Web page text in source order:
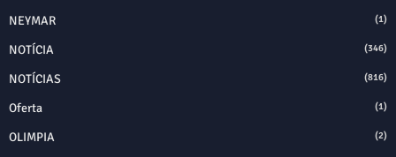
NEYMAR (1)
NOTÍCIA (346)
NOTÍCIAS (816)
Oferta (1)
OLIMPIA (2)